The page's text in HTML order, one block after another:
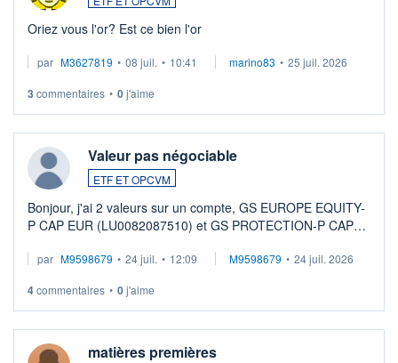
Oriez vous l'or? Est ce bien l'or
par M3627819 • 08 juil. • 10:41 marino83 • 25 juil. 2026
3 commentaires • 0j'aime
Valeur pas négociable
ETF ET OPCVM
Bonjour, j'ai 2 valeurs sur un compte, GS EUROPE EQUITY-
P CAP EUR (LU0082087510) et GS PROTECTION-P CAP
veux procéder à la vente, on me signale ...
par M9598679 • 24 juil. • 12:09 M9598679 • 24 juil. 2026
4commentaires • 0j'aime
matières premières